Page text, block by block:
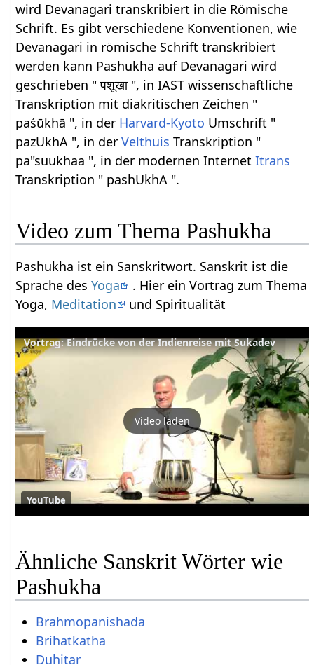
wird Devanagari transkribiert in die Römische
Schrift. Es gibt verschiedene Konventionen, wie
Devanagari in römische Schrift transkribiert
werden kann Pashukha auf Devanagari wird
geschrieben " पशूखा ", in IAST wissenschaftliche
Transkription mit diakritischen Zeichen "
paśūkhā ", in der Harvard-Kyoto Umschrift "
pazUkhA ", in derVelthuis Transkription "
pa"suukhaa ", in der modernen InternetItrans
Transkription " pashUkhA ".
Video zum Thema Pashukha
Pashukha ist ein Sanskritwort. Sanskrit ist die
Sprache desYoga
. Hier ein Vortrag zum Thema
Yoga, Meditation und Spiritualität
Vortrag: Eindrücke von der Indienreise mit Sukadev
Video laden
YouTube
Ähnliche Sanskrit Wörter wie
Pashukha
Brahmopanishada
Brihatkatha
Duhitar